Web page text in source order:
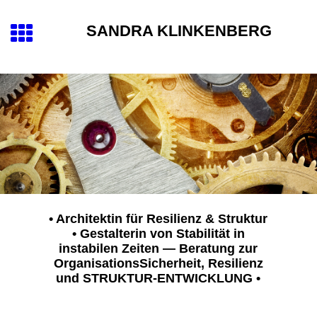
SANDRA KLINKENBERG
• Architektin für Resilienz & Struktur
• Gestalterin von Stabilität in
instabilen Zeiten — Beratung zur
OrganisationsSicherheit, Resilienz
und STRUKTUR-ENTWICKLUNG •